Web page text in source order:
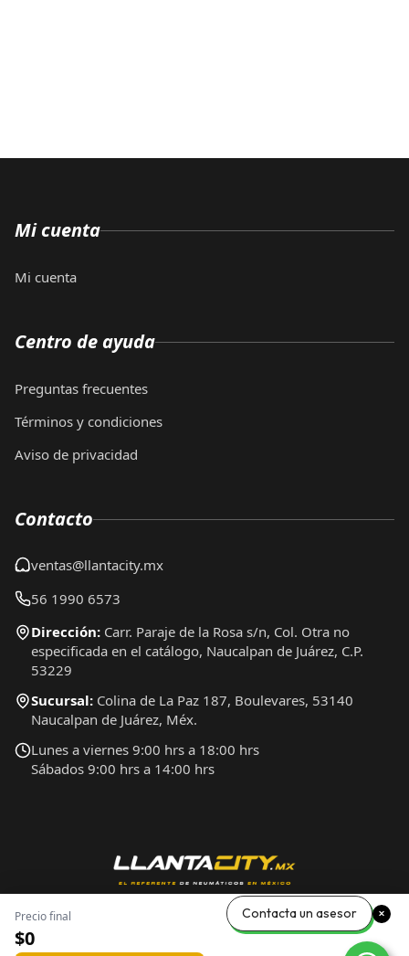
Precio final
$0
Mi cuenta
Mi cuenta
Centro de ayuda
Preguntas frecuentes
Términos y condiciones
Aviso de privacidad
Contacto
ventas@llantacity.mx
56 1990 6573
Dirección: Carr. Paraje de la Rosa s/n, Col. Otra no
especificada en el catálogo, Naucalpan de Juárez, C.P.
53229
Sucursal: Colina de La Paz 187, Boulevares, 53140
Naucalpan de Juárez, Méx.
Lunes a viernes 9:00 hrs a 18:00 hrs
Sábados 9:00 hrs a 14:00 hrs
Contacta un asesor